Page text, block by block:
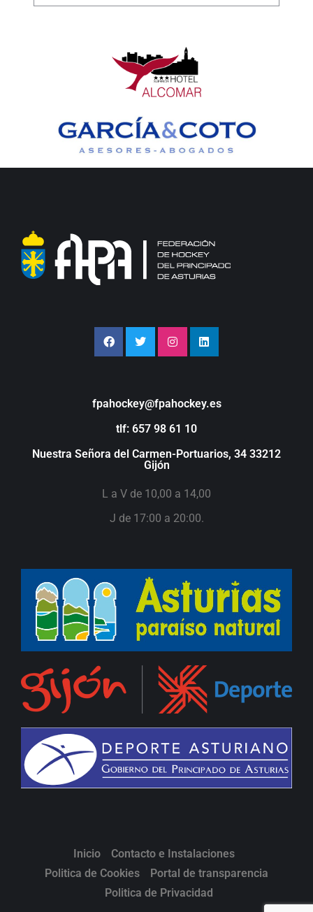
fpahockey@fpahockey.es
tlf: 657 98 61 10
Nuestra Señora del Carmen-Portuarios, 34 33212
Gijón
L a V de 10,00 a 14,00
J de 17:00 a 20:00.
Inicio
Contacto e Instalaciones
Politica de Cookies
Portal de transparencia
Politica de Privacidad